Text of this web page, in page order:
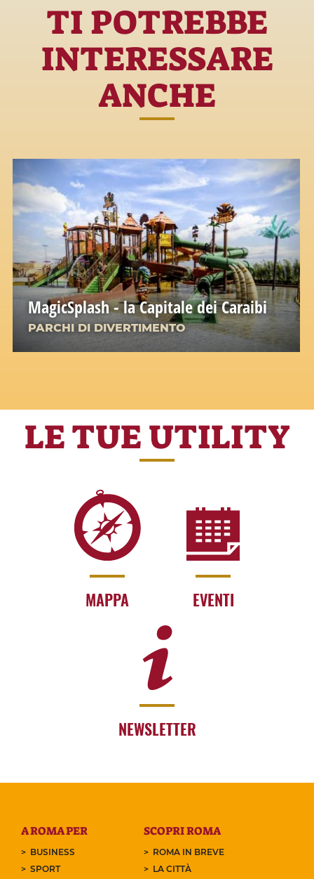
TI POTREBBE
INTERESSARE
ANCHE
MagicSplash - la Capitale dei Caraibi
PARCHI DI DIVERTIMENTO
LE TUE UTILITY
MAPPA EVENTI
NEWSLETTER
A ROMA PER
BUSINESS
SPORT
SCOPRI ROMA
ROMA IN BREVE
LA CITTÀ